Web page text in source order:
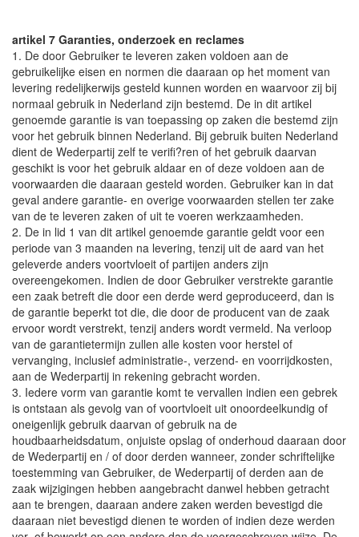
artikel 7 Garanties, onderzoek en reclames
1. De door Gebruiker te leveren zaken voldoen aan de
gebruikelijke eisen en normen die daaraan op het moment van
levering redelijkerwijs gesteld kunnen worden en waarvoor zij bij
normaal gebruik in Nederland zijn bestemd. De in dit artikel
genoemde garantie is van toepassing op zaken die bestemd zijn
voor het gebruik binnen Nederland. Bij gebruik buiten Nederland
dient de Wederpartij zelf te verifi?ren of het gebruik daarvan
geschikt is voor het gebruik aldaar en of deze voldoen aan de
voorwaarden die daaraan gesteld worden. Gebruiker kan in dat
geval andere garantie- en overige voorwaarden stellen ter zake
van de te leveren zaken of uit te voeren werkzaamheden.
2. De in lid 1 van dit artikel genoemde garantie geldt voor een
periode van 3 maanden na levering, tenzij uit de aard van het
geleverde anders voortvloeit of partijen anders zijn
overeengekomen. Indien de door Gebruiker verstrekte garantie
een zaak betreft die door een derde werd geproduceerd, dan is
de garantie beperkt tot die, die door de producent van de zaak
ervoor wordt verstrekt, tenzij anders wordt vermeld. Na verloop
van de garantietermijn zullen alle kosten voor herstel of
vervanging, inclusief administratie-, verzend- en voorrijdkosten,
aan de Wederpartij in rekening gebracht worden.
3. Iedere vorm van garantie komt te vervallen indien een gebrek
is ontstaan als gevolg van of voortvloeit uit onoordeelkundig of
oneigenlijk gebruik daarvan of gebruik na de
houdbaarheidsdatum, onjuiste opslag of onderhoud daaraan door
de Wederpartij en / of door derden wanneer, zonder schriftelijke
toestemming van Gebruiker, de Wederpartij of derden aan de
zaak wijzigingen hebben aangebracht danwel hebben getracht
aan te brengen, daaraan andere zaken werden bevestigd die
daaraan niet bevestigd dienen te worden of indien deze werden